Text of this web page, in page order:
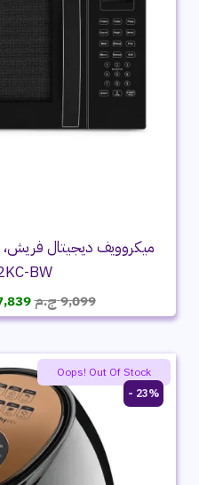
BW
9,099ج.مالسعر
9,099
23% -
Oops! Out Of Stock